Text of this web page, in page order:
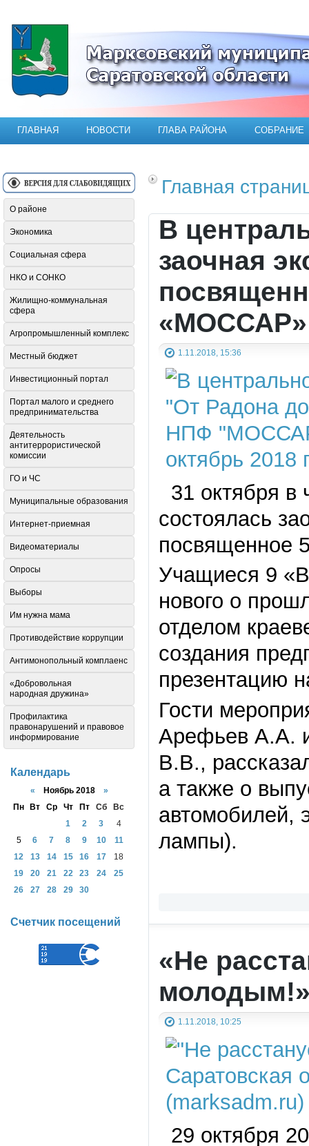
Официальный сайт Марксовского
ГЛАВНАЯ НОВОСТИ ГЛАВА РАЙОНА СОБРАНИЕ
Главная
В
заочная
«МОССАР»
1.11.2018, 15:36
31 октября в
состоялась
посвященное
Учащиеся 9
нового о
отделом
создания
презентацию
Гости
Арефьев А.А.
В.В.,
а также о
автомобилей,
лампы).
«Не
1.11.2018, 10:25
29 октября
О районе
Экономика
Социальная сфера
НКО и СОНКО
Жилищно-коммунальная
сфера
Агропромышленный комплекс
Местный бюджет
Инвестиционный портал
Портал малого и среднего
предпринимательства
Деятельность
антитеррористической
комиссии
ГО и ЧС
Муниципальные образования
Интернет-приемная
Видеоматериалы
Опросы
Выборы
Им нужна мама
Противодействие коррупции
Антимонопольный комплаенс
«Добровольная
народная дружина»
Профилактика
правонарушений и правовое
информирование
Календарь
« Ноябрь 2018 »
Пн
Вт Ср Чт Пт Сб
Вс
1
2 3
4
5
6 7 8 9 10
11
12
13 14 15 16 17
18
19
20 21 22 23 24
25
26
27 28 29 30
Счетчик посещений